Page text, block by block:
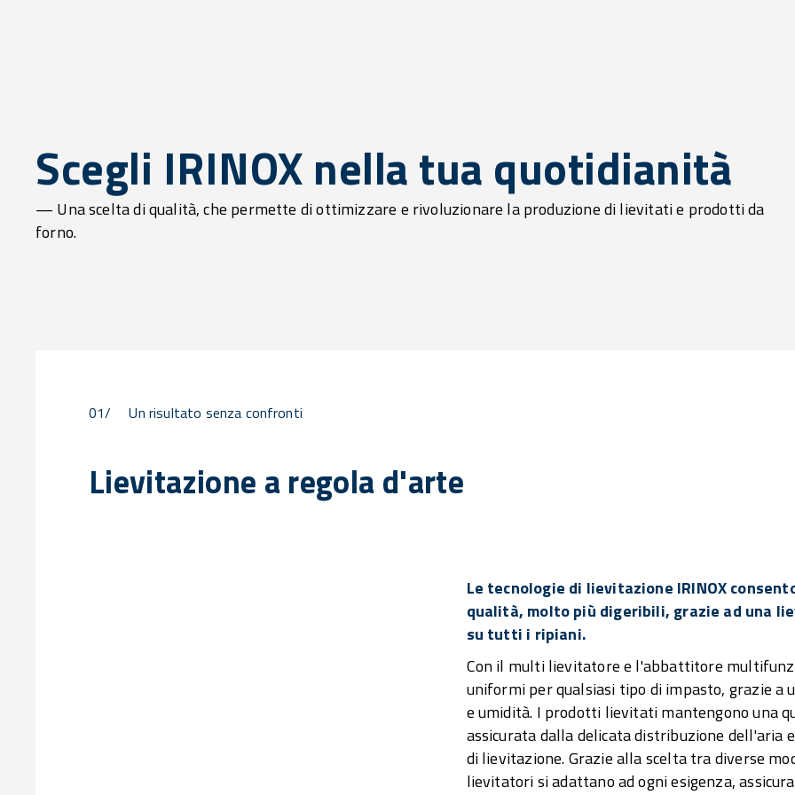
Scegli IRINOX nella tua quotidianità
— Una scelta di qualità, che permette di ottimizzare e rivoluzionare la produzione di lievitati e prodotti da
forno.
01/ Un risultato senza confronti
Lievitazione a regola d'arte
Le tecnologie di lievitazione IRINOX
qualità, molto più digeribili, grazie ad una
su tutti i ripiani.
Con il multi lievitatore e l'abbattitore
uniformi per qualsiasi tipo di impasto, grazie a
e umidità. I prodotti lievitati mantengono una
assicurata dalla delicata distribuzione dell'aria
di lievitazione. Grazie alla scelta tra diverse
lievitatori si adattano ad ogni esigenza,